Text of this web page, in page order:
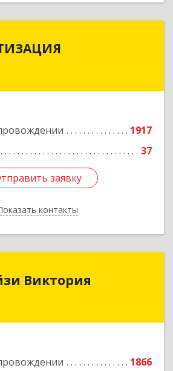
1917
37
заявку
контакты
г, Энтузиастов 1-я ул, дом №
заявку
Назад
Виктория
1866
Виктория
г, Синичкина 2-я ул, дом № 9А,